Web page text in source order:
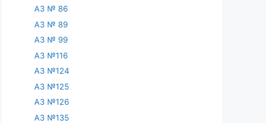
АЗ № 86
АЗ № 89
АЗ № 99
АЗ №116
АЗ №124
АЗ №125
АЗ №126
АЗ №135